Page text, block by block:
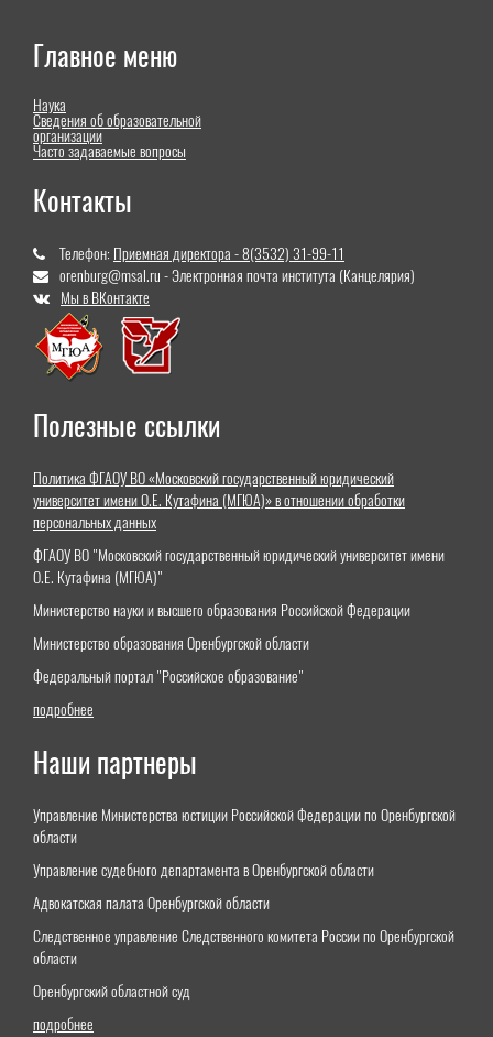
Главное меню
Наука
Сведения об образовательной
организации
Часто задаваемые вопросы
Контакты
Телефон: Приемная директора - 8(3532) 31-99-11
orenburg@msal.ru - Электронная почта института (Канцелярия)
Мы в ВКонтакте
Полезные ссылки
Политика ФГАОУ ВО «Московский государственный юридический
университет имени О.Е. Кутафина (МГЮА)» в отношении обработки
персональных данных
ФГАОУ ВО "Московский государственный юридический университет имени
О.Е. Кутафина (МГЮА)"
Министерство науки и высшего образования Российской Федерации
Министерство образования Оренбургской области
Федеральный портал "Российское образование"
подробнее
Наши партнеры
Управление Министерства юстиции Российской Федерации по Оренбургской
области
Управление судебного департамента в Оренбургской области
Адвокатская палата Оренбургской области
Следственное управление Следственного комитета России по Оренбургской
области
Оренбургский областной суд
подробнее